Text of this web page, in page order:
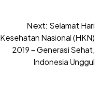
Next: Selamat Hari
Kesehatan Nasional (HKN)
2019 – Generasi Sehat,
Indonesia Unggul